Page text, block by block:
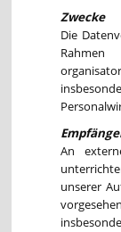
Zwecke
Die
An
unserer